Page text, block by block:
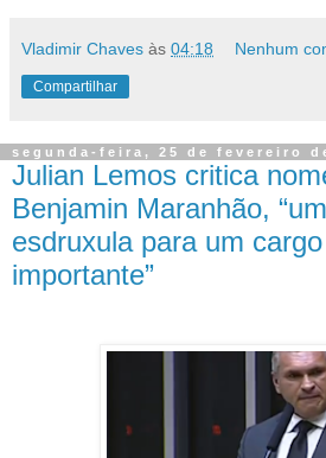
Vladimir Chaves às 04:18 Nenhum
Compartilhar
segunda-feira, 25 de fevereiro
Julian Lemos critica
Benjamin Maranhão,
esdruxula para um
importante”